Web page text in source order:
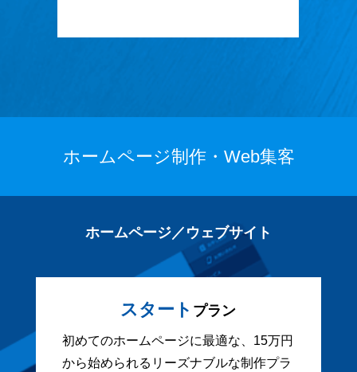
ホームページ制作・Web集客
ホームページ／ウェブサイト
スタート プラン
初めてのホームページに最適な、15万円
から始められるリーズナブルな制作プラ